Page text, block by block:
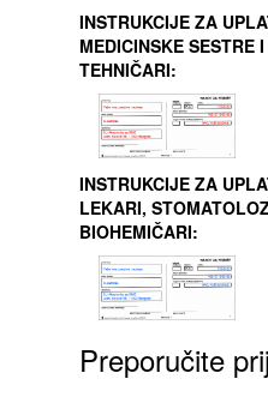
INSTRUKCIJE ZA
MEDICINSKE SESTRE
TEHNIČARI:
INSTRUKCIJE ZA
LEKARI,
BIOHEMIČARI:
Preporučite